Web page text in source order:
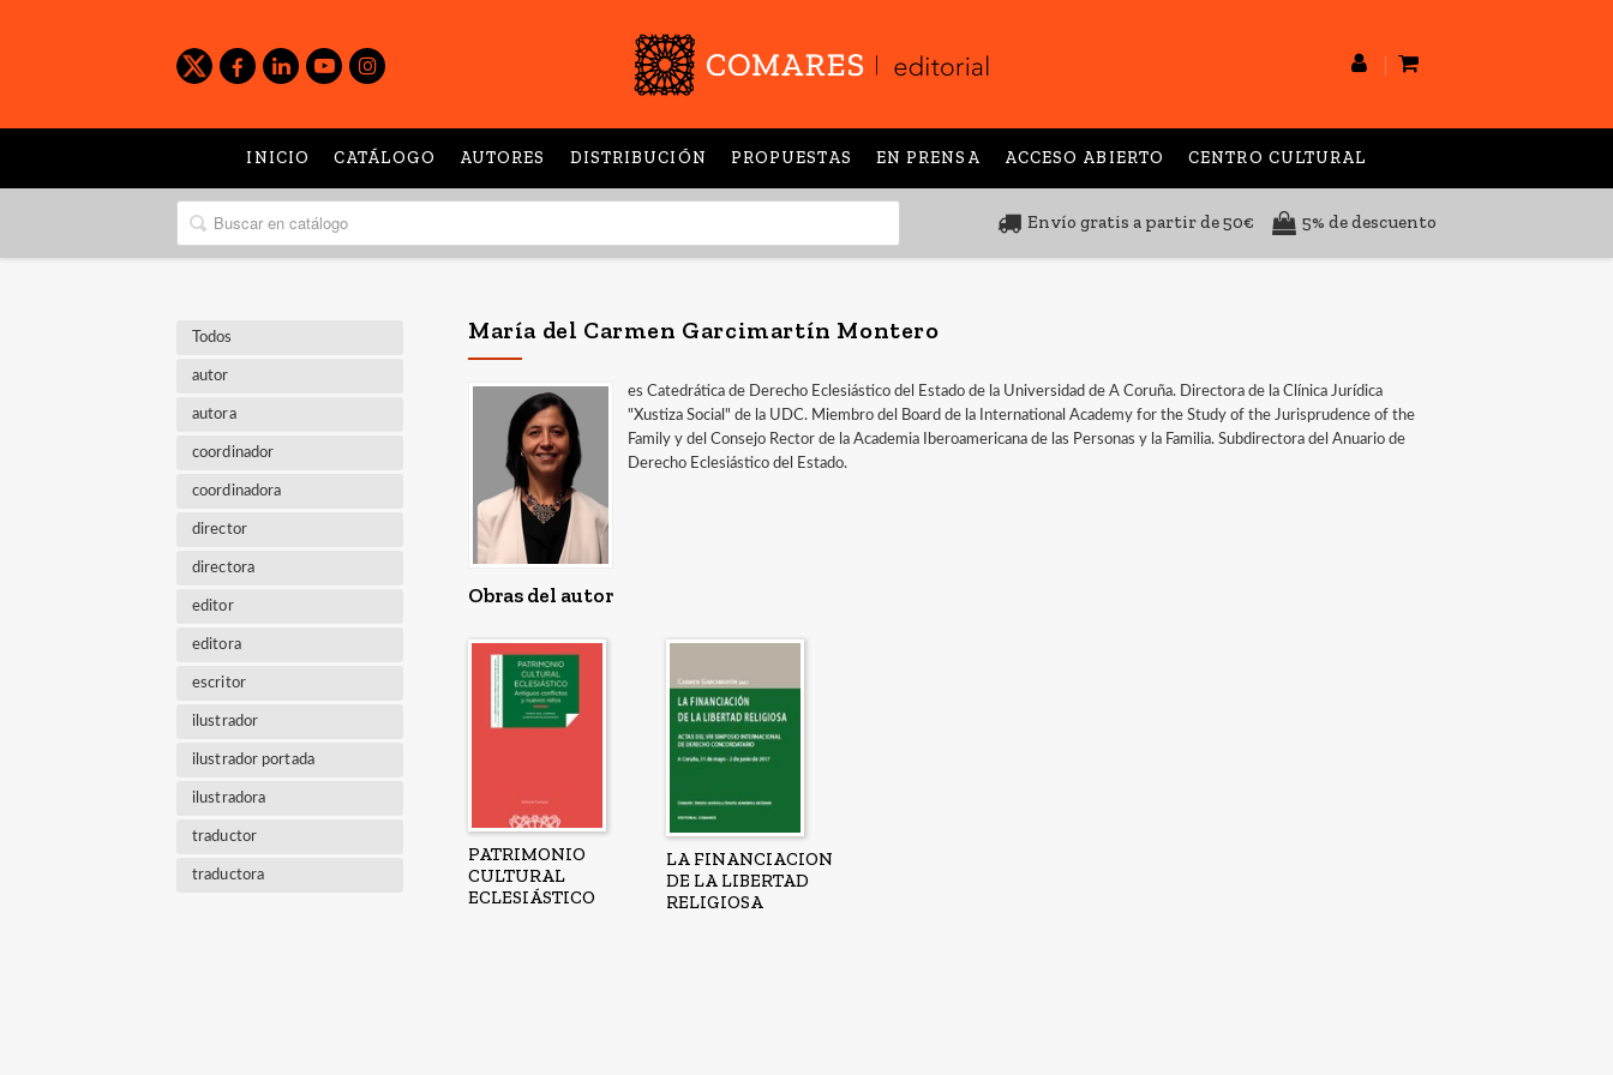
INICIO CATÁLOGO AUTORES DISTRIBUCIÓN PROPUESTAS EN PRENSA ACCESO ABIERTO CENTRO CULTURAL
Envío gratis a partir de 50€ 5% de descuento
Todos
autor
autora
coordinador
coordinadora
director
directora
editor
editora
escritor
ilustrador
ilustrador portada
ilustradora
traductor
traductora
María del Carmen Garcimartín Montero
es Catedrática de Derecho Eclesiástico del Estado de la Universidad de A Coruña. Directora de la Clínica Jurídica
"Xustiza Social" de la UDC. Miembro del Board de la International Academy for the Study of the Jurisprudence of the
Family y del Consejo Rector de la Academia Iberoamericana de las Personas y la Familia. Subdirectora del Anuario de
Derecho Eclesiástico del Estado.
Obras del autor
PATRIMONIO
CULTURAL
ECLESIÁSTICO
LA FINANCIACION
DE LA LIBERTAD
RELIGIOSA